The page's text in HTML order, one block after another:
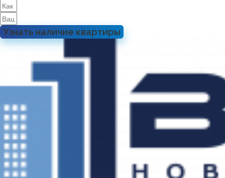
Узнать наличие квартиры